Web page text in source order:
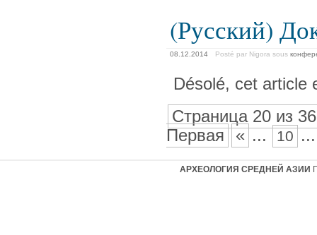
(Русский)
08.12.2014 Posté par Nigora sous
Désolé, cet article
Страница 20 из 36
Первая
« ... 10 ...
АРХЕОЛОГИЯ СРЕДНЕЙ АЗИИ